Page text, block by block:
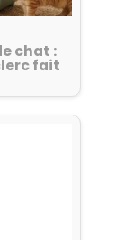
chat :
fait